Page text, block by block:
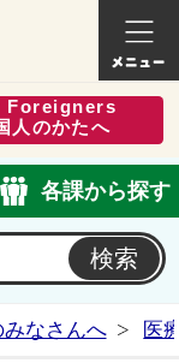
ホームページ
くらし
Foreigners
人のかたへ
各課から探す
なさんへ 医